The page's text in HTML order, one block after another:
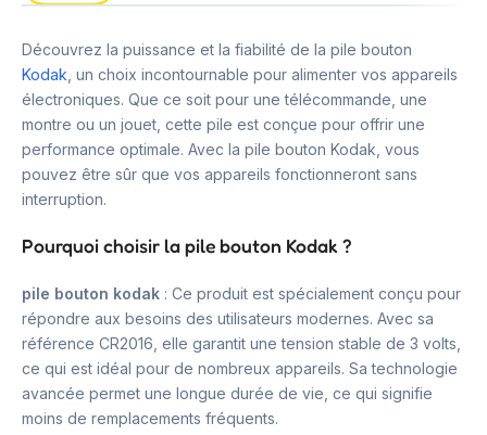
Découvrez la puissance et la fiabilité de la pile bouton
Kodak , un choix incontournable pour alimenter vos appareils
électroniques. Que ce soit pour une télécommande, une
montre ou un jouet, cette pile est conçue pour offrir une
performance optimale. Avec la pile bouton Kodak, vous
pouvez être sûr que vos appareils fonctionneront sans
interruption.
Pourquoi choisir la pile bouton Kodak ?
pile bouton kodak : Ce produit est spécialement conçu pour
répondre aux besoins des utilisateurs modernes. Avec sa
référence CR2016, elle garantit une tension stable de 3 volts,
ce qui est idéal pour de nombreux appareils. Sa technologie
avancée permet une longue durée de vie, ce qui signifie
moins de remplacements fréquents.